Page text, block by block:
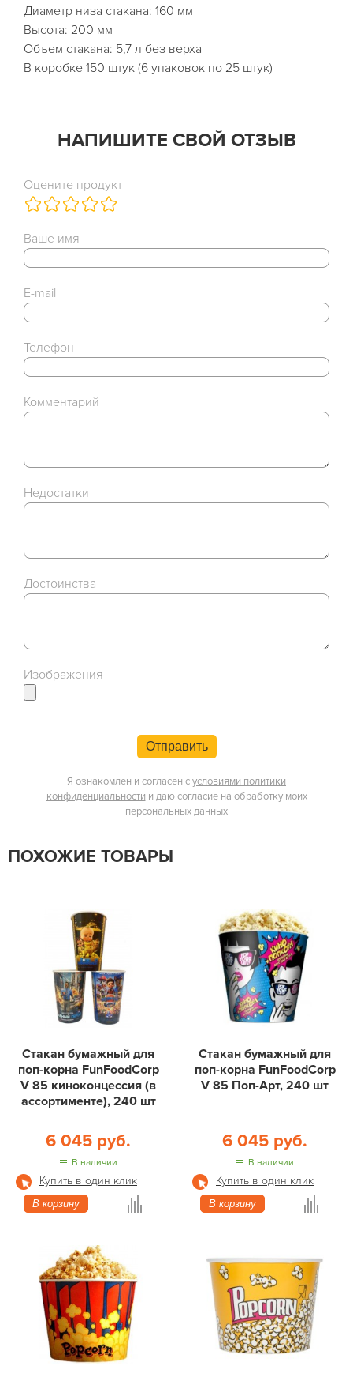
Диаметр низа стакана: 160 мм
Высота: 200 мм
Объем стакана: 5,7 л без верха
В коробке 150 штук (6 упаковок по 25 штук)
НАПИШИТЕ СВОЙ ОТЗЫВ
Оцените продукт
Ваше имя
E-mail
Телефон
Комментарий
Недостатки
Достоинства
Изображения
Отправить
Я ознакомлен и согласен сусловиями политики
конфиденциальности и даю согласие на обработку моих
персональных данных
ПОХОЖИЕ ТОВАРЫ
Стакан бумажный для
поп-корна FunFoodCorp
V 85 киноконцессия (в
ассортименте), 240 шт
6 045 руб.
В наличии
Купить в один клик
В корзину
Стакан бумажный для
поп-корна FunFoodCorp
V 85 Поп-Арт, 240 шт
6 045 руб.
В наличии
Купить в один клик
В корзину